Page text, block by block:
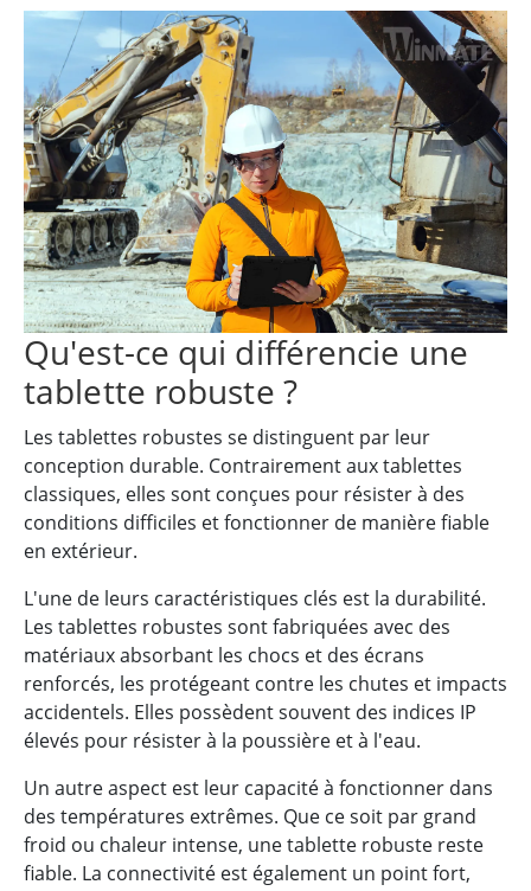
Qu'est-ce qui différencie une
tablette robuste ?
Les tablettes robustes se distinguent par leur
conception durable. Contrairement aux tablettes
classiques, elles sont conçues pour résister à des
conditions difficiles et fonctionner de manière fiable
en extérieur.
L'une de leurs caractéristiques clés est la durabilité.
Les tablettes robustes sont fabriquées avec des
matériaux absorbant les chocs et des écrans
renforcés, les protégeant contre les chutes et impacts
accidentels. Elles possèdent souvent des indices IP
élevés pour résister à la poussière et à l'eau.
Un autre aspect est leur capacité à fonctionner dans
des températures extrêmes. Que ce soit par grand
froid ou chaleur intense, une tablette robuste reste
fiable. La connectivité est également un point fort,